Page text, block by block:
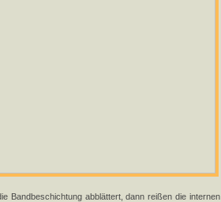
Bandbeschichtung abblättert, dann reißen die internen